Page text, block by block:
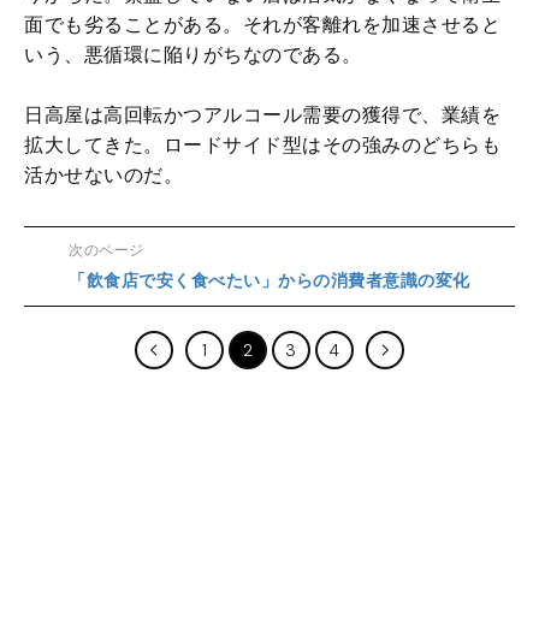
面でも劣ることがある。それが客離れを加速させると
いう、悪循環に陥りがちなのである。
日高屋は高回転かつアルコール需要の獲得で、業績を
拡大してきた。ロードサイド型はその強みのどちらも
活かせないのだ。
次のページ
「飲食店で安く食べたい」からの消費者意識の変化
1 2 3 4